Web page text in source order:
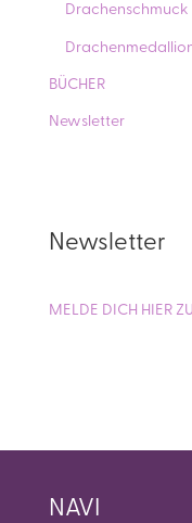
Drachenschmuck
BÜCHER
Newsletter
Newsletter
MELDE DICH HIER
NAVI